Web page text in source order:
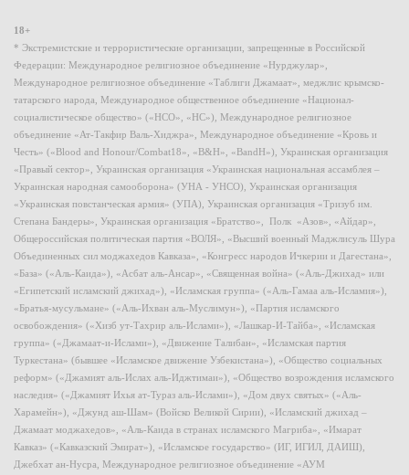
18+
* Экстремистские и террористические организации, запрещенные в Российской
Федерации: Международное религиозное объединение «Нурджулар»,
Международное религиозное объединение «Таблиги Джамаат», меджлис крымско-
татарского народа, Международное общественное объединение «Национал-
социалистическое общество» («НСО», «НС»), Международное религиозное
объединение «Ат-Такфир Валь-Хиджра», Международное объединение «Кровь и
Честь» («Blood and Honour/Combat18», «B&H», «BandH»), Украинская организация
«Правый сектор», Украинская организация «Украинская национальная ассамблея –
Украинская народная самооборона» (УНА - УНСО), Украинская организация
«Украинская повстанческая армия» (УПА), Украинская организация «Тризуб им.
Степана Бандеры», Украинская организация «Братство», Полк «Азов», «Айдар»,
Общероссийская политическая партия «ВОЛЯ», «Высший военный Маджлисуль Шура
Объединенных сил моджахедов Кавказа», «Конгресс народов Ичкерии и Дагестана»,
«База» («Аль-Каида»), «Асбат аль-Ансар», «Священная война» («Аль-Джихад» или
«Египетский исламский джихад»), «Исламская группа» («Аль-Гамаа аль-Исламия»),
«Братья-мусульмане» («Аль-Ихван аль-Муслимун»), «Партия исламского
освобождения» («Хизб ут-Тахрир аль-Ислами»), «Лашкар-И-Тайба», «Исламская
группа» («Джамаат-и-Ислами»), «Движение Талибан», «Исламская партия
Туркестана» (бывшее «Исламское движение Узбекистана»), «Общество социальных
реформ» («Джамият аль-Ислах аль-Иджтимаи»), «Общество возрождения исламского
наследия» («Джамият Ихья ат-Тураз аль-Ислами»), «Дом двух святых» («Аль-
Харамейн»), «Джунд аш-Шам» (Войско Великой Сирии), «Исламский джихад –
Джамаат моджахедов», «Аль-Каида в странах исламского Магриба», «Имарат
Кавказ» («Кавказский Эмират»), «Исламское государство» (ИГ, ИГИЛ, ДАИШ),
Джебхат ан-Нусра, Международное религиозное объединение «АУМ